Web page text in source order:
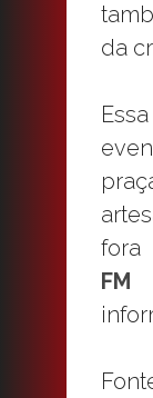
da
fora
FM